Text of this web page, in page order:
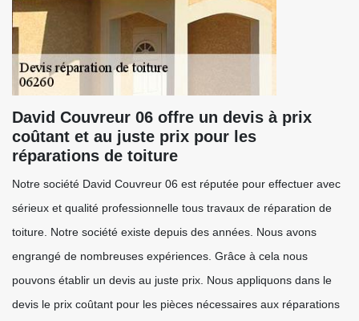
David Couvreur 06 offre un devis à prix
coûtant et au juste prix pour les
réparations de toiture
Notre société David Couvreur 06 est réputée pour effectuer avec
sérieux et qualité professionnelle tous travaux de réparation de
toiture. Notre société existe depuis des années. Nous avons
engrangé de nombreuses expériences. Grâce à cela nous
pouvons établir un devis au juste prix. Nous appliquons dans le
devis le prix coûtant pour les pièces nécessaires aux réparations